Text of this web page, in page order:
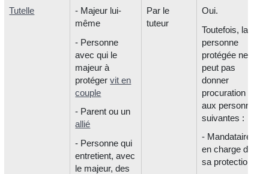
Tutelle
- Majeur lui-
même
- Personne
avec qui le
majeur à
protégervit en
couple
- Parent ou un
allié
- Personne qui
entretient, avec
le majeur, des
Par le
tuteur
Oui.
Toutefois, la
personne
protégée ne
peut pas
donner
procuration
aux personnes
suivantes :
- Mandataire
en charge de
sa protection